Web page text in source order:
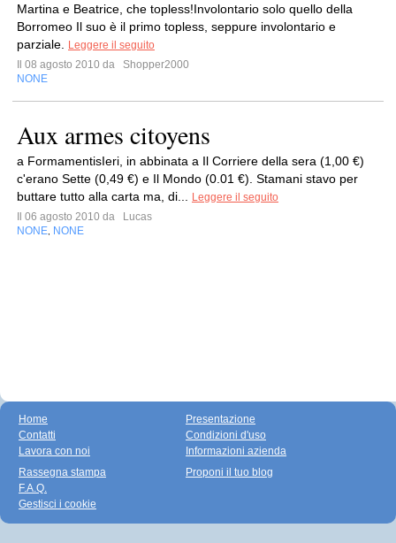
Martina e Beatrice, che topless!Involontario solo quello della
Borromeo Il suo è il primo topless, seppure involontario e
parziale.
Leggere il seguito
Il 08 agosto 2010 da
Shopper2000
NONE
Aux armes citoyens
a FormamentisIeri, in abbinata a Il Corriere della sera (1,00 €)
c'erano Sette (0,49 €) e Il Mondo (0.01 €). Stamani stavo per
buttare tutto alla carta ma, di...
Leggere il seguito
Il 06 agosto 2010 da
Lucas
NONE NONE
Home
Contatti
Lavora con noi
Presentazione
Condizioni d'uso
Informazioni azienda
Rassegna stampa
F.A.Q.
Gestisci i cookie
Proponi il tuo blog